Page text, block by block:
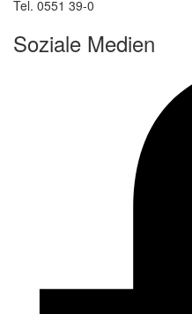
Tel. 0551 39-0
Soziale Medien